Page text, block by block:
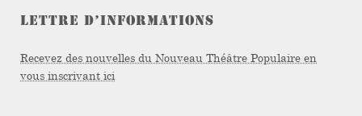
LETTRE D’INFORMATIONS
Recevez des nouvelles du Nouveau Théâtre Populaire en
vous inscrivant ici